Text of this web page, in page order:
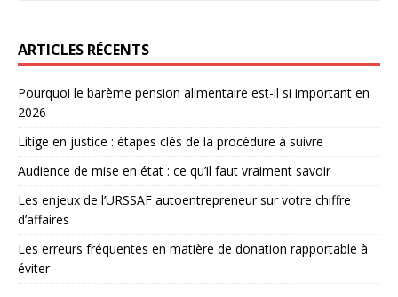
ARTICLES RÉCENTS
Pourquoi le barème pension alimentaire est-il si important en
2026
Litige en justice : étapes clés de la procédure à suivre
Audience de mise en état : ce qu’il faut vraiment savoir
Les enjeux de l’URSSAF autoentrepreneur sur votre chiffre
d’affaires
Les erreurs fréquentes en matière de donation rapportable à
éviter